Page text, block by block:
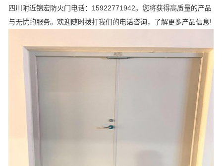
四川附近锦宏防火门电话：15922771942。您将获得高质量的产品
与无忧的服务。欢迎随时拨打我们的电话咨询，了解更多产品信息!